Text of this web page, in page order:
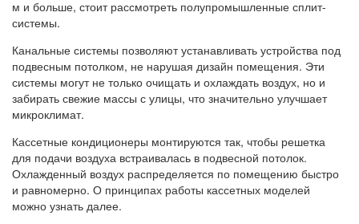
м и больше, стоит рассмотреть полупромышленные сплит-
системы.
Канальные системы позволяют устанавливать устройства под
подвесным потолком, не нарушая дизайн помещения. Эти
системы могут не только очищать и охлаждать воздух, но и
забирать свежие массы с улицы, что значительно улучшает
микроклимат.
Кассетные кондиционеры монтируются так, чтобы решетка
для подачи воздуха встраивалась в подвесной потолок.
Охлажденный воздух распределяется по помещению быстро
и равномерно. О принципах работы кассетных моделей
можно узнать далее.